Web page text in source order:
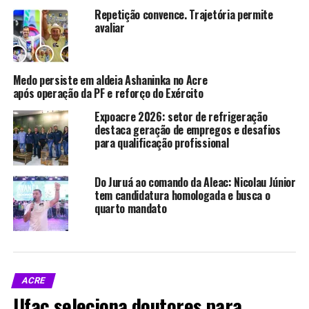
Leia a matéria completa na
Compartilhe isso:
Facebook
Telegram
Relacionado
Repetição convence. Trajetória permite
avaliar
Medo persiste em aldeia Ashaninka no Acre
após operação da PF e reforço do Exército
Expoacre 2026: setor de refrigeração
destaca geração de empregos e desafios
para qualificação profissional
Do Juruá ao comando da Aleac: Nicolau Júnior
tem candidatura homologada e busca o
quarto mandato
ACRE